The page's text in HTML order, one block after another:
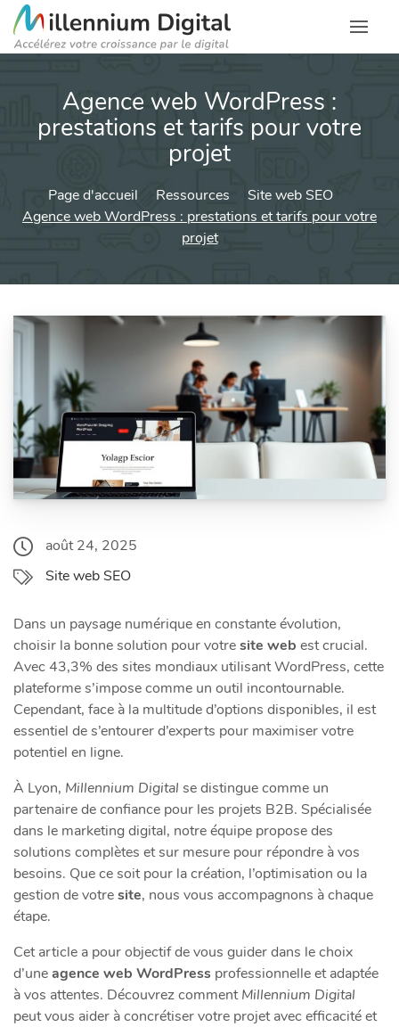
Agence web WordPress :
prestations et tarifs pour votre
projet
Page d'accueil Ressources
Site web SEO
Agence web WordPress : prestations et tarifs pour votre
projet
août 24, 2025
Site web SEO
Dans un paysage numérique en constante évolution,
choisir la bonne solution pour votresite web est crucial.
Avec 43,3% des sites mondiaux utilisant WordPress, cette
plateforme s’impose comme un outil incontournable.
Cependant, face à la multitude d’options disponibles, il est
essentiel de s’entourer d’experts pour maximiser votre
potentiel en ligne.
À Lyon, Millennium Digital se distingue comme un
partenaire de confiance pour les projets B2B. Spécialisée
dans le marketing digital, notre équipe propose des
solutions complètes et sur mesure pour répondre à vos
besoins. Que ce soit pour la création, l’optimisation ou la
gestion de votresite, nous vous accompagnons à chaque
étape.
Cet article a pour objectif de vous guider dans le choix
d’uneagence web WordPress professionnelle et adaptée
à vos attentes. Découvrez commentMillennium Digital
peut vous aider à concrétiser votre projet avec efficacité et